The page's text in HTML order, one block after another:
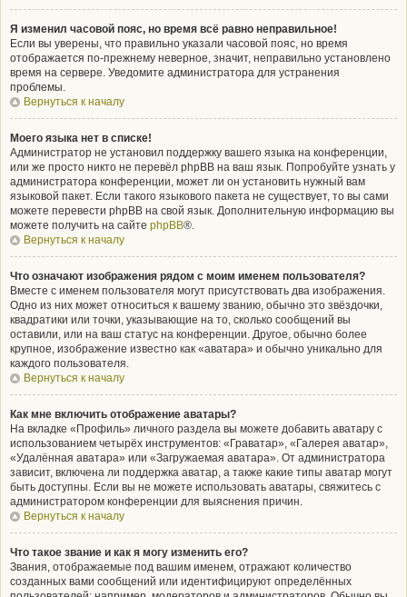
Я изменил часовой пояс, но время всё равно неправильное!
Если вы уверены, что правильно указали часовой пояс, но время
отображается по-прежнему неверное, значит, неправильно установлено
время на сервере. Уведомите администратора для устранения
проблемы.
Вернуться к началу
Моего языка нет в списке!
Администратор не установил поддержку вашего языка на конференции,
или же просто никто не перевёл phpBB на ваш язык. Попробуйте узнать у
администратора конференции, может ли он установить нужный вам
языковой пакет. Если такого языкового пакета не существует, то вы сами
можете перевести phpBB на свой язык. Дополнительную информацию вы
можете получить на сайте phpBB®.
Вернуться к началу
Что означают изображения рядом с моим именем пользователя?
Вместе с именем пользователя могут присутствовать два изображения.
Одно из них может относиться к вашему званию, обычно это звёздочки,
квадратики или точки, указывающие на то, сколько сообщений вы
оставили, или на ваш статус на конференции. Другое, обычно более
крупное, изображение известно как «аватара» и обычно уникально для
каждого пользователя.
Вернуться к началу
Как мне включить отображение аватары?
На вкладке «Профиль» личного раздела вы можете добавить аватару с
использованием четырёх инструментов: «Граватар», «Галерея аватар»,
«Удалённая аватара» или «Загружаемая аватара». От администратора
зависит, включена ли поддержка аватар, а также какие типы аватар могут
быть доступны. Если вы не можете использовать аватары, свяжитесь с
администратором конференции для выяснения причин.
Вернуться к началу
Что такое звание и как я могу изменить его?
Звания, отображаемые под вашим именем, отражают количество
созданных вами сообщений или идентифицируют определённых